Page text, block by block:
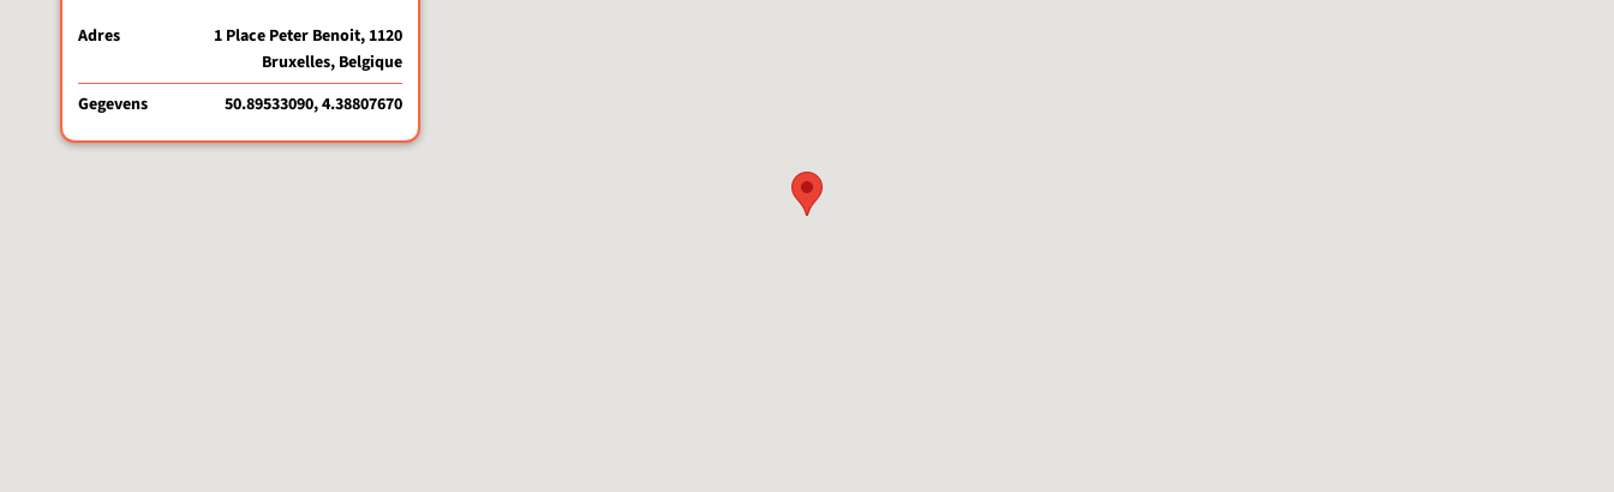
Adres
1 Place Peter Benoit, 1120
Bruxelles, Belgique
Gegevens
50.89533090, 4.38807670